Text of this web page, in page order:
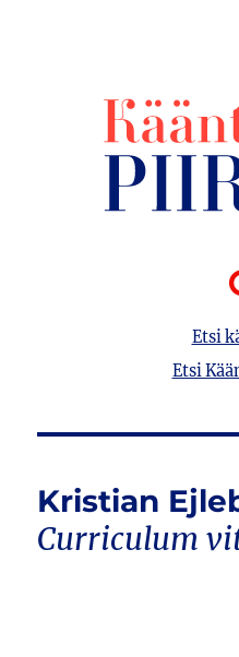
Etsi
Etsi
Kristian